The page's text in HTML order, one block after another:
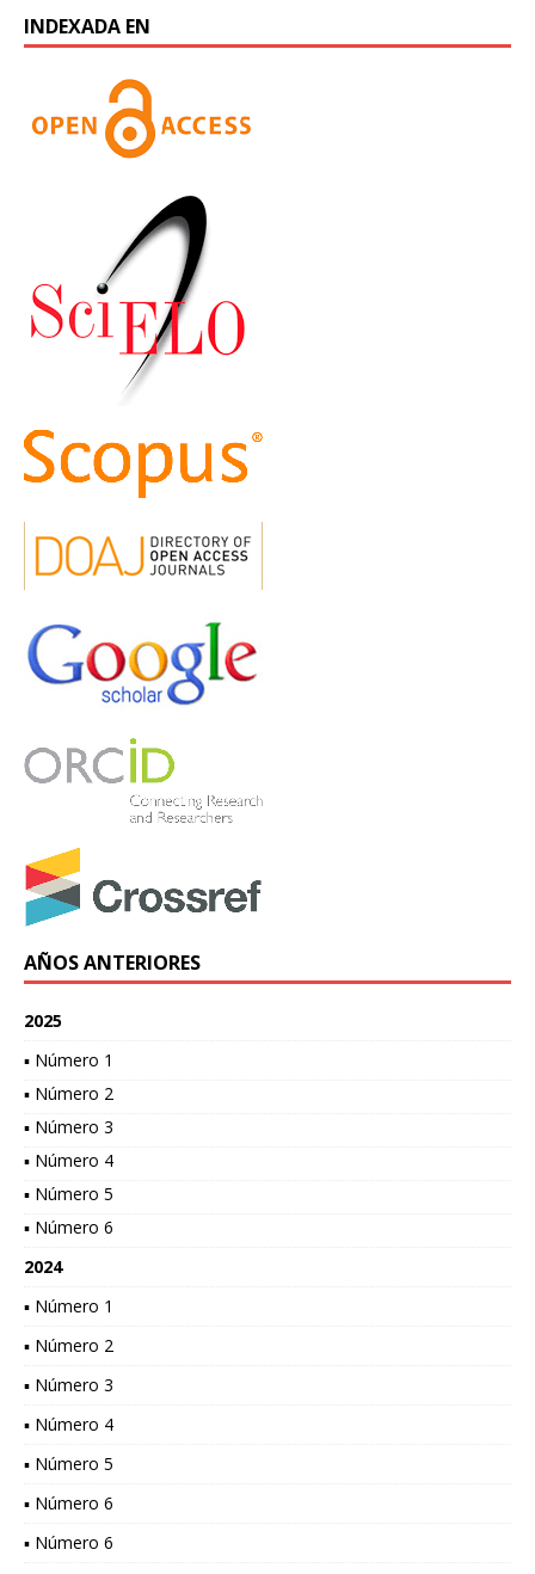
INDEXADA EN
AÑOS ANTERIORES
2025
▪ Número 1
▪ Número 2
▪ Número 3
▪ Número 4
▪ Número 5
▪ Número 6
2024
▪ Número 1
▪ Número 2
▪ Número 3
▪ Número 4
▪ Número 5
▪ Número 6
▪ Número 6